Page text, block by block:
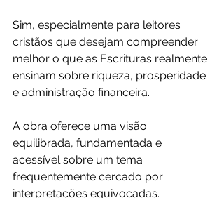
Sim, especialmente para leitores
cristãos que desejam compreender
melhor o que as Escrituras realmente
ensinam sobre riqueza, prosperidade
e administração financeira.
A obra oferece uma visão
equilibrada, fundamentada e
acessível sobre um tema
frequentemente cercado por
interpretações equivocadas.